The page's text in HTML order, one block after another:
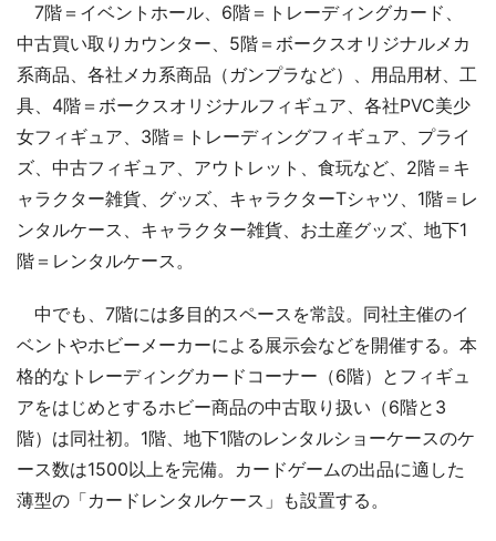
7階＝イベントホール、6階＝トレーディングカード、
中古買い取りカウンター、5階＝ボークスオリジナルメカ
系商品、各社メカ系商品（ガンプラなど）、用品用材、工
具、4階＝ボークスオリジナルフィギュア、各社PVC美少
女フィギュア、3階＝トレーディングフィギュア、プライ
ズ、中古フィギュア、アウトレット、食玩など、2階＝キ
ャラクター雑貨、グッズ、キャラクターTシャツ、1階＝レ
ンタルケース、キャラクター雑貨、お土産グッズ、地下1
階＝レンタルケース。
中でも、7階には多目的スペースを常設。同社主催のイ
ベントやホビーメーカーによる展示会などを開催する。本
格的なトレーディングカードコーナー（6階）とフィギュ
アをはじめとするホビー商品の中古取り扱い（6階と3
階）は同社初。1階、地下1階のレンタルショーケースのケ
ース数は1500以上を完備。カードゲームの出品に適した
薄型の「カードレンタルケース」も設置する。